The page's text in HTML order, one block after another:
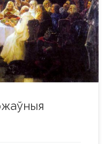
гаспадарскі суд быў
інстанцыяй. У часы
вялікага князя лічылася
ўсталяваўся парадак,
[…]